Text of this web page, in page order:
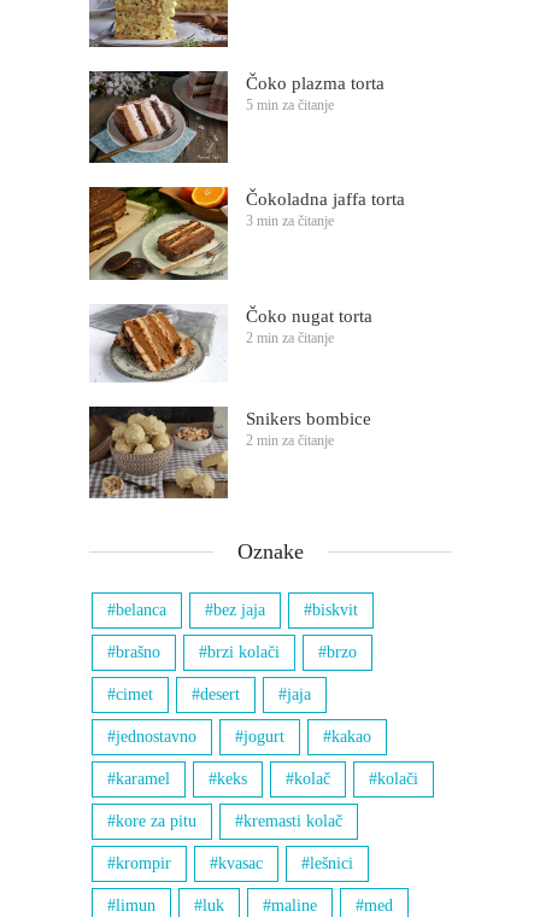
Čoko plazma torta
5 min za čitanje
Čokoladna jaffa torta
3 min za čitanje
Čoko nugat torta
2 min za čitanje
Snikers bombice
2 min za čitanje
Oznake
belanca bez jaja biskvit
brašno brzi kolači brzo
cimet desert jaja
jednostavno jogurt kakao
karamel keks kolač kolači
kore za pitu kremasti kolač
krompir kvasac lešnici
limun luk maline med